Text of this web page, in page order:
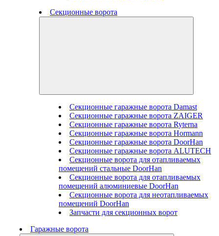
Секционные ворота
Секционные гаражные ворота Damast
Секционные гаражные ворота ZAIGER
Секционные гаражные ворота Ryterna
Секционные гаражные ворота Hormann
Секционные гаражные ворота DoorHan
Секционные гаражные ворота ALUTECH
Секционные ворота для отапливаемых
помещений стальные DoorHan
Секционные ворота для отапливаемых
помещений алюминиевые DoorHan
Секционные ворота для неотапливаемых
помещений DoorHan
Запчасти для секционных ворот
Гаражные ворота